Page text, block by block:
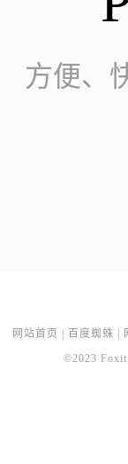
方便、
网站首页 百度蜘蛛
©2023 Foxit